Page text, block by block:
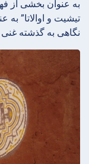
به عنوان بخشی از
تیشیت و اوالاتا”
نگاهی به گذشته